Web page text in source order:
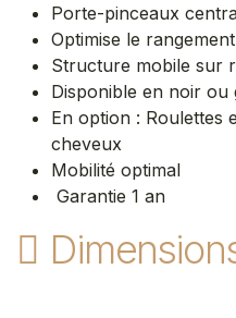
Porte-pinceaux
Optimise le
Structure mobile sur
Disponible en noir ou
En option : Roulettes
cheveux
Mobilité optimal
Garantie 1 an